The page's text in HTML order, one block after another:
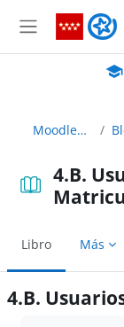
Panel lateral
MoodleAbierto
4.B.
Libro Más
4.B.